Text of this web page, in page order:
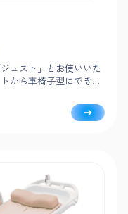
ュスト」とお使いいた
から車椅子型にできる